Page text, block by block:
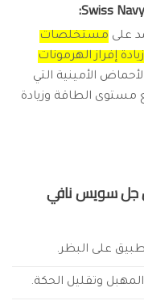
على مستخلصات
إفراز الهرمونات
الأمينية التي
مستوى الطاقة وزيادة
جل سويس نافي
على البظر.
وتقليل الحكة.